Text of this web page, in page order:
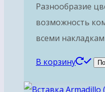
Разнообразие
возможность
всеми
В корзину